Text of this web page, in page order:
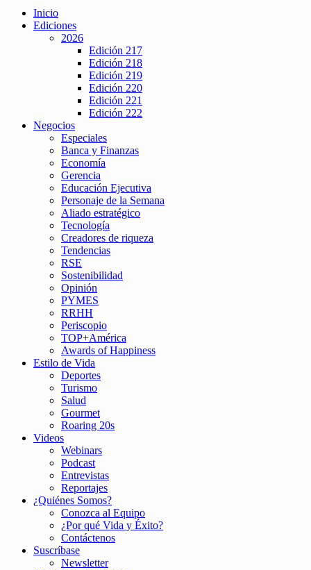
Inicio
Ediciones
2026
Edición 217
Edición 218
Edición 219
Edición 220
Edición 221
Edición 222
Negocios
Especiales
Banca y Finanzas
Economía
Gerencia
Educación Ejecutiva
Personaje de la Semana
Aliado estratégico
Tecnología
Creadores de riqueza
Tendencias
RSE
Sostenibilidad
Opinión
PYMES
RRHH
Periscopio
TOP+América
Awards of Happiness
Estilo de Vida
Deportes
Turismo
Salud
Gourmet
Roaring 20s
Videos
Webinars
Podcast
Entrevistas
Reportajes
¿Quiénes Somos?
Conozca al Equipo
¿Por qué Vida y Éxito?
Contáctenos
Suscríbase
Newsletter